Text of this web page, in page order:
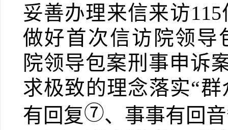
妥善办理来信来访115
做好首次信访院领导
院领导包案刑事申诉
求极致的理念落实“
有回复⑦、事事有回